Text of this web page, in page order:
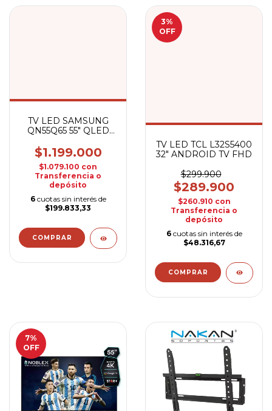
TV LED SAMSUNG
QN55Q65 55" QLED
$1.199.000
$1.079.100 con
Transferencia o
depósito
6 cuotas sin interés de
$199.833,33
3%
OFF
TV LED TCL L32S5400
32" ANDROID TV FHD
$299.900
$289.900
$260.910 con
Transferencia o
depósito
6 cuotas sin interés de
$48.316,67
7%
OFF